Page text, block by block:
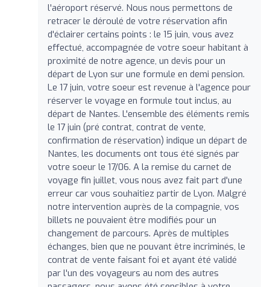
l'aéroport réservé. Nous nous permettons de
retracer le déroulé de votre réservation afin
d'éclairer certains points : le 15 juin, vous avez
effectué, accompagnée de votre soeur habitant à
proximité de notre agence, un devis pour un
départ de Lyon sur une formule en demi pension.
Le 17 juin, votre soeur est revenue à l'agence pour
réserver le voyage en formule tout inclus, au
départ de Nantes. L'ensemble des éléments remis
le 17 juin (pré contrat, contrat de vente,
confirmation de réservation) indique un départ de
Nantes, les documents ont tous été signés par
votre soeur le 17/06. A la remise du carnet de
voyage fin juillet, vous nous avez fait part d'une
erreur car vous souhaitiez partir de Lyon. Malgré
notre intervention auprès de la compagnie, vos
billets ne pouvaient être modifiés pour un
changement de parcours. Après de multiples
échanges, bien que ne pouvant être incriminés, le
contrat de vente faisant foi et ayant été validé
par l'un des voyageurs au nom des autres